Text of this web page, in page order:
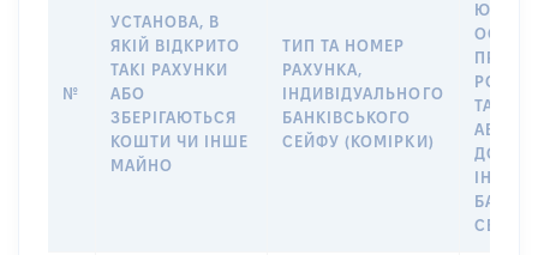
№
УСТАНОВА, В
ЯКІЙ ВІДКРИТО
ТАКІ РАХУНКИ
АБО
ЗБЕРІГАЮТЬСЯ
КОШТИ ЧИ ІНШЕ
МАЙНО
ТИП ТА НОМЕР
РАХУНКА,
ІНДИВІДУАЛЬНОГО
БАНКІВСЬКОГО
СЕЙФУ (КОМІРКИ)
ПРАВО
ТАКИМ
АБО
ДО
СЕЙФУ